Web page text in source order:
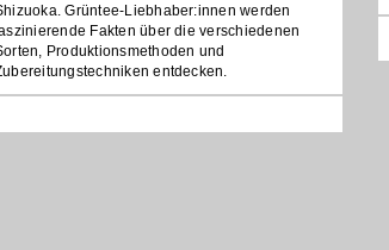
Grüntee-Liebhaber:innen werden
Fakten über die verschiedenen
Produktionsmethoden und
entdecken.